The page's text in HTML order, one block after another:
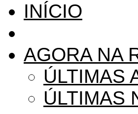
INÍCIO
AGORA NA
ÚLTIMAS
ÚLTIMAS